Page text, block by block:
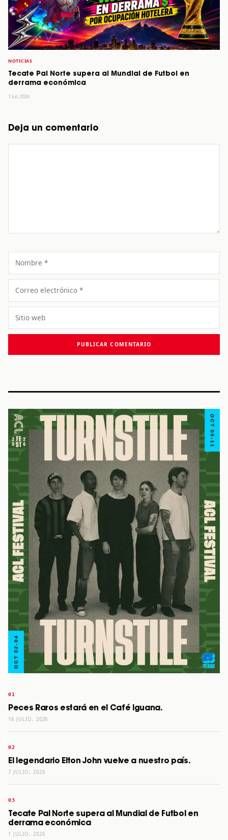
NOTICIAS
Tecate Pal Norte supera al Mundial de Futbol en
derrama económica
1 Jul, 2026
Deja un comentario
Nombre
Correo
electrónico
Sitio
web
Peces Raros estará en el Café Iguana.
16 JULIO, 2026
El legendario Elton John vuelve a nuestro país.
7 JULIO, 2026
Tecate Pal Norte supera al Mundial de Futbol en
derrama económica
1 JULIO, 2026